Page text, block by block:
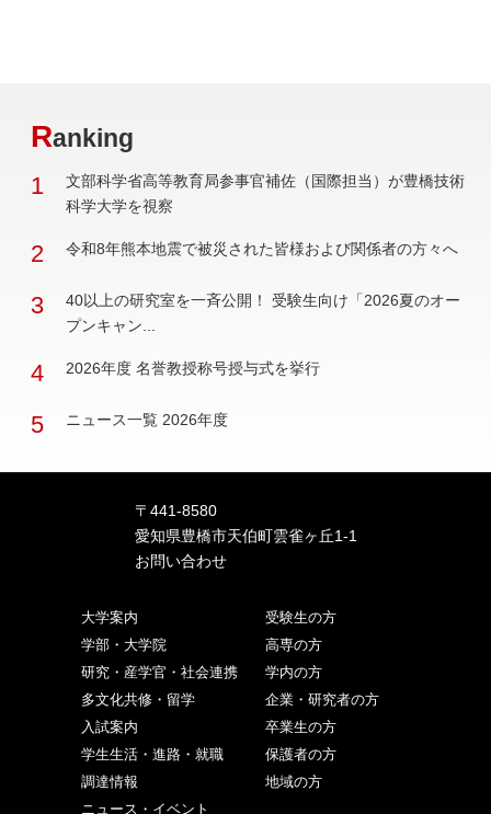
Ranking
1
文部科学省高等教育局参事官補佐（国際担当）が豊橋技術
科学大学を視察
2 令和8年熊本地震で被災された皆様および関係者の方々へ
3
40以上の研究室を一斉公開！ 受験生向け「2026夏のオー
プンキャン...
4 2026年度 名誉教授称号授与式を挙行
5 ニュース一覧 2026年度
〒441-8580
愛知県豊橋市天伯町雲雀ヶ丘1-1
お問い合わせ
大学案内
学部・大学院
研究・産学官・社会連携
多文化共修・留学
入試案内
学生生活・進路・就職
調達情報
ニュース・イベント
受験生の方
高専の方
学内の方
企業・研究者の方
卒業生の方
保護者の方
地域の方